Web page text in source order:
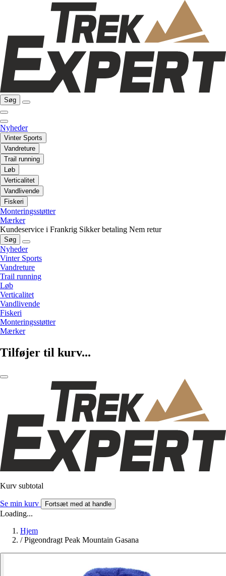
Søg
Nyheder
Vinter Sports
Vandreture
Trail running
Løb
Verticalitet
Vandlivende
Fiskeri
Monteringsstøtter
Mærker
Kundeservice i Frankrig Sikker betaling Nem retur
Søg
Nyheder
Vinter Sports
Vandreture
Trail running
Løb
Verticalitet
Vandlivende
Fiskeri
Monteringsstøtter
Mærker
Tilføjer til kurv...
Kurv subtotal
Se min kurv Fortsæt med at handle
Loading...
Hjem
/ Pigeondragt Peak Mountain Gasana